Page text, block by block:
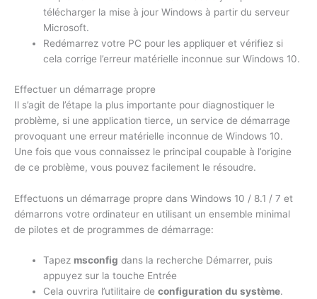
télécharger la mise à jour Windows à partir du serveur
Microsoft.
Redémarrez votre PC pour les appliquer et vérifiez si
cela corrige l’erreur matérielle inconnue sur Windows 10.
Effectuer un démarrage propre
Il s’agit de l’étape la plus importante pour diagnostiquer le
problème, si une application tierce, un service de démarrage
provoquant une erreur matérielle inconnue de Windows 10.
Une fois que vous connaissez le principal coupable à l’origine
de ce problème, vous pouvez facilement le résoudre.
Effectuons un démarrage propre dans Windows 10 / 8.1 / 7 et
démarrons votre ordinateur en utilisant un ensemble minimal
de pilotes et de programmes de démarrage:
Tapez msconfig dans la recherche Démarrer, puis
appuyez sur la touche Entrée
Cela ouvrira l’utilitaire deconfiguration du système.